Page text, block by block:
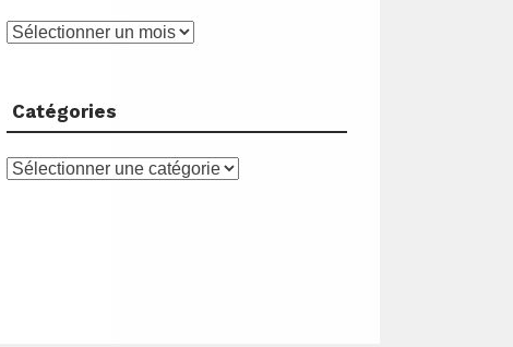
Archives
Catégories
Catégories